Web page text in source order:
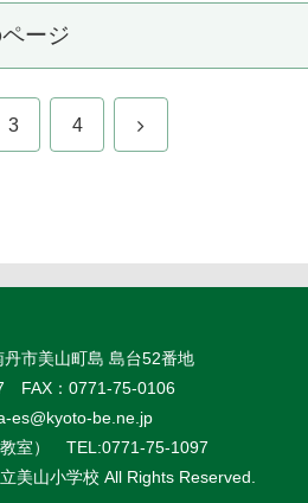
ージ
3 4
市美山町島 島台52番地
FAX：0771-75-0106
es@kyoto-be.ne.jp
室） TEL:0771-75-1097
美山小学校 All Rights Reserved.